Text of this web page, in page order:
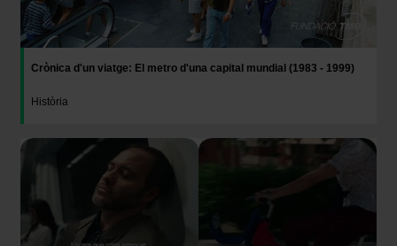
Crònica d'un viatge: El metro d'una capital mundial (1983 - 1999)
Història
Imatge